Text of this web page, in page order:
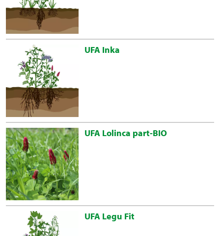
UFA Inka
UFA Lolinca part-BIO
UFA Legu Fit